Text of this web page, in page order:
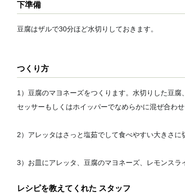
下準備
豆腐はザルで30分ほど水切りしておきます。
つくり方
1）豆腐のマヨネーズをつくります。水切りした豆
セッサーもしくはホイッパーでなめらかに混ぜ合わせ
2）アレッタはさっと塩茹でして食べやすい大きさに
3）お皿にアレッタ、豆腐のマヨネーズ、レモンスラ
レシピを教えてくれた スタッフ